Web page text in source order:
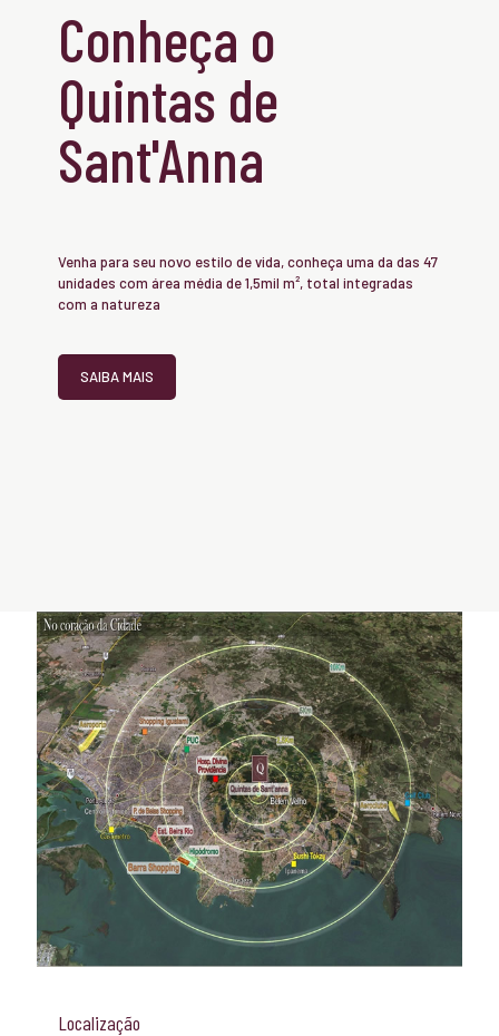
Conheça o
Quintas de
Sant'Anna
Venha para seu novo estilo de vida, conheça uma da das 47
unidades com área média de 1,5mil m², total integradas
com a natureza
SAIBA MAIS
Localização